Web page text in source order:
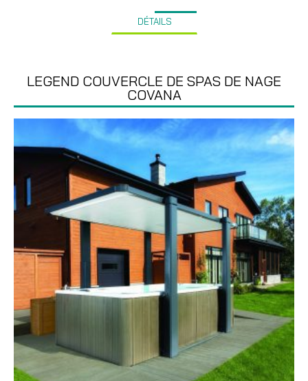
DÉTAILS
LEGEND COUVERCLE DE SPAS DE NAGE
COVANA